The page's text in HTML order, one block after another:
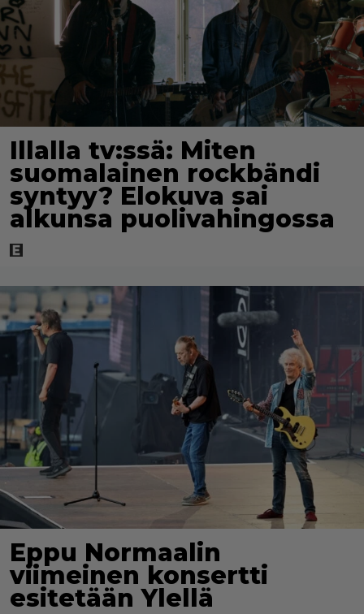
Illalla tv:ssä: Miten
suomalainen rockbändi
syntyy? Elokuva sai
alkunsa puolivahingossa
Eppu Normaalin
viimeinen konsertti
esitetään Ylellä